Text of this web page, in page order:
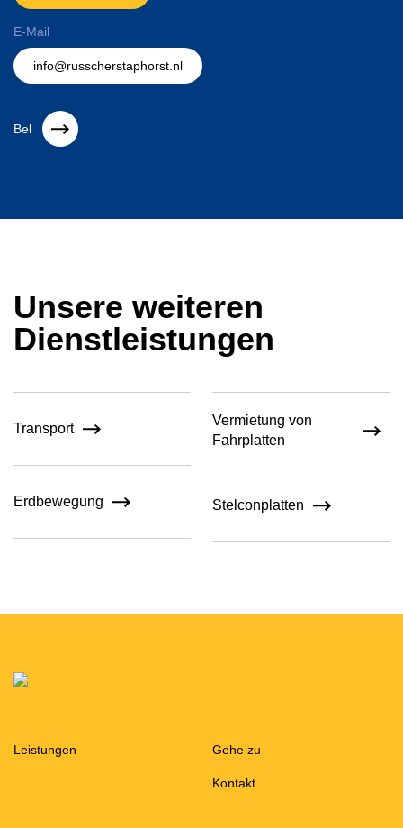
E-Mail
info@russcherstaphorst.nl
Bel
Unsere weiteren
Dienstleistungen
Transport
Erdbewegung
Vermietung von
Fahrplatten
Stelconplatten
Leistungen Gehe zu
Kontakt